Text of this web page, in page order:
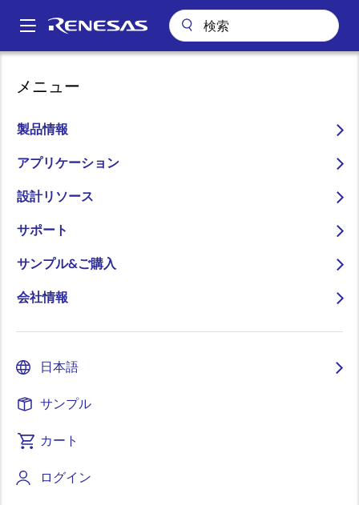
ン
Main
メニュー
製品情報
アプリケーション
設計リソース
サポート
サンプル&ご購入
会社情報
日本語
サンプル
カート
ログイン
パ
ン
く
ず
Post COVID-19時代のルネサスの車載事業戦略、バリュー・プロポジ
Post COVID-19時代のルネ
サスの車載事業戦略、バリ
ュー・プロポジション
画
Specialist, Automotive Business
公開日:2021年3月18日
今日、COVID-19は世界中のあらゆる産業に影響を与
え、多くの企業において、事業戦略や提供するべき顧
客価値の再定義が行われています。ルネサスでは先日